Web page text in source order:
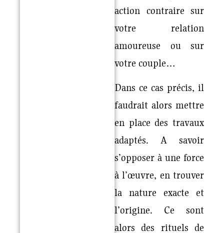
action contraire sur
votre relation
amoureuse ou sur
votre couple…
Dans ce cas précis, il
faudrait alors mettre
en place des travaux
adaptés. A savoir
s’opposer à une force
à l’œuvre, en trouver
la nature exacte et
l’origine. Ce sont
alors des rituels de